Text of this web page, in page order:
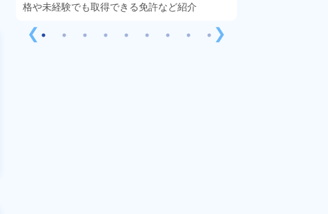
❮
格や未経験でも取得できる免許など紹介
❯